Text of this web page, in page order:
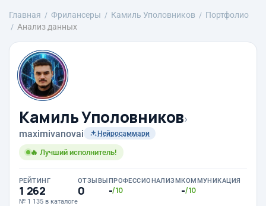
Главная Фрилансеры Камиль Уполовников
Портфолио
Анализ данных
Камиль Уполовников›
maximivanovai Нейросаммари
🔥 Лучший исполнитель!
РЕЙТИНГ
1 262
№ 1 135 в каталоге
ОТЗЫВЫ
0
ПРОФЕССИОНАЛИЗМ
-/10
КОММУНИКАЦИЯ
-/10